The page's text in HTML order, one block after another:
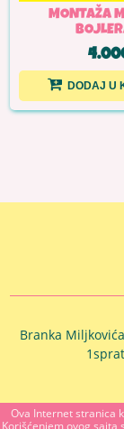
Ova Internet stranica
Korišćenjem ovog sajta
MONTAŽA
DODAJ U
Branka